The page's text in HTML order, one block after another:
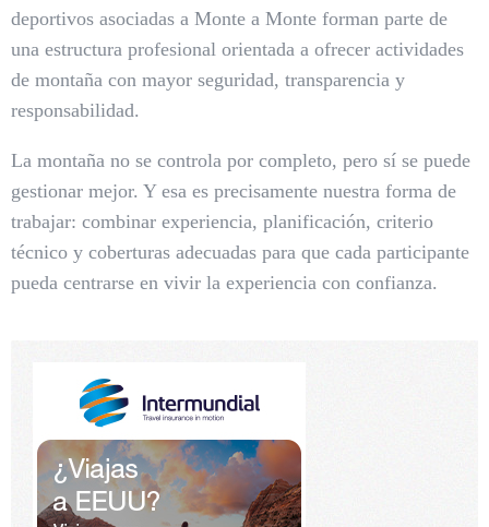
deportivos asociadas a Monte a Monte forman parte de
una estructura profesional orientada a ofrecer actividades
de montaña con mayor seguridad, transparencia y
responsabilidad.
La montaña no se controla por completo, pero sí se puede
gestionar mejor. Y esa es precisamente nuestra forma de
trabajar: combinar experiencia, planificación, criterio
técnico y coberturas adecuadas para que cada participante
pueda centrarse en vivir la experiencia con confianza.